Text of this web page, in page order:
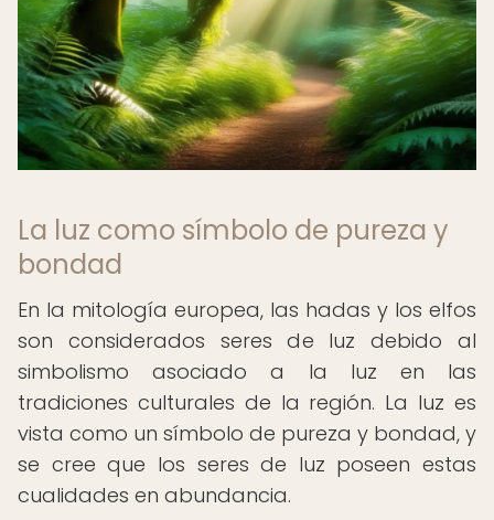
La luz como símbolo de pureza y
bondad
En la mitología europea, las hadas y los elfos
son considerados seres de luz debido al
simbolismo asociado a la luz en las
tradiciones culturales de la región. La luz es
vista como un símbolo de pureza y bondad, y
se cree que los seres de luz poseen estas
cualidades en abundancia.